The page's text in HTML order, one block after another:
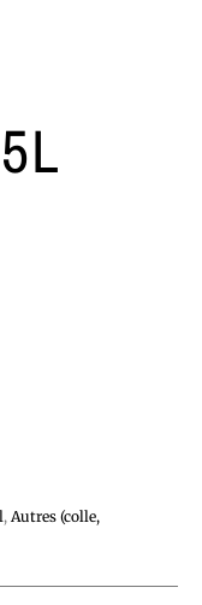
, Autres (colle,